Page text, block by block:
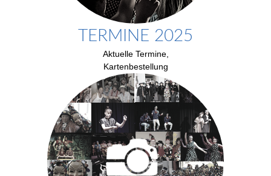
TERMINE 2025
Aktuelle Termine,
Kartenbestellung